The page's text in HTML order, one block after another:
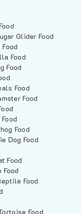
Glider Food
Food
Food
Food
Food
Food
Dog Food
Food
Food
Food